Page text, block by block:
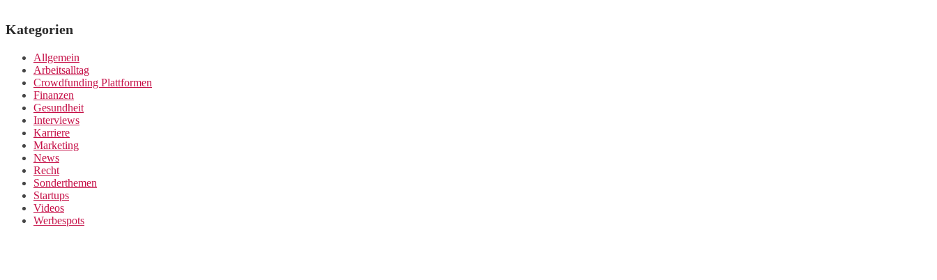
Kategorien
Allgemein
Arbeitsalltag
Crowdfunding Plattformen
Finanzen
Gesundheit
Interviews
Karriere
Marketing
News
Recht
Sonderthemen
Startups
Videos
Werbespots